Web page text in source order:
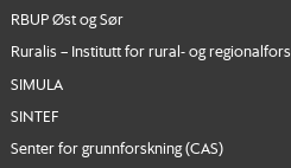
RBUP Øst og Sør
Ruralis – Institutt for rural- og
SIMULA
SINTEF
Senter for grunnforskning (CAS)